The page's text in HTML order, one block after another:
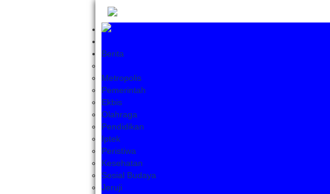
Berita
Metropolis
Pemerintah
Ekbis
Olahraga
Pendidikan
Iptek
Peristiwa
Kesehatan
Sosial Budaya
Jeruji